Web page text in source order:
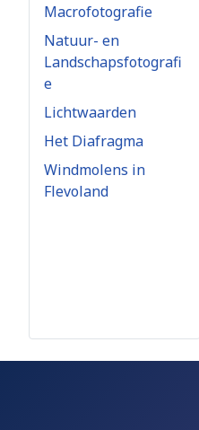
Macrofotografie
Natuur- en
Landschapsfotografi
e
Lichtwaarden
Het Diafragma
Windmolens in
Flevoland